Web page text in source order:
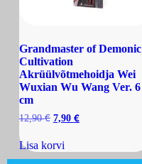
Grandmaster of Demonic
Cultivation
Akrüülvõtmehoidja Wei
Wuxian Wu Wang Ver. 6
cm
12,90€ 7,90 €
Lisa korvi